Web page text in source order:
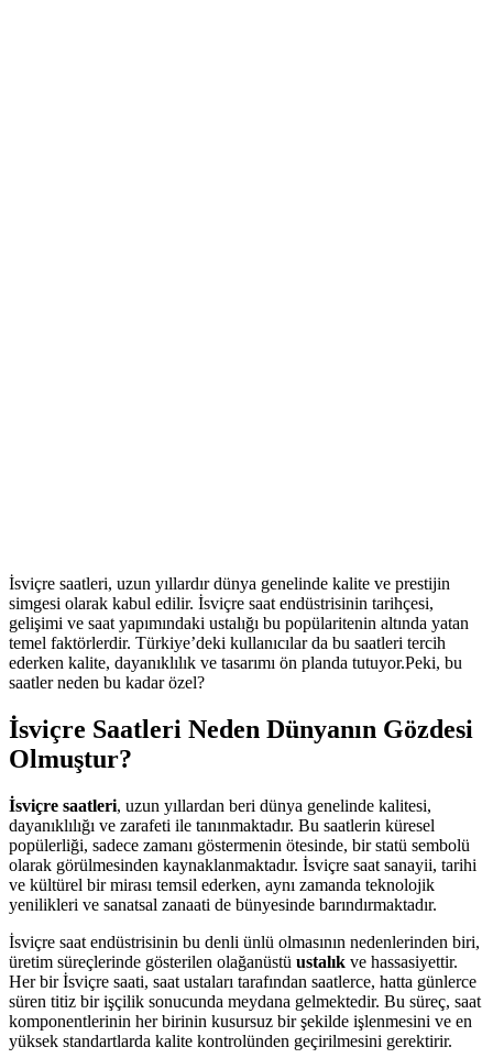
İsviçre saatleri, uzun yıllardır dünya genelinde kalite ve prestijin
simgesi olarak kabul edilir. İsviçre saat endüstrisinin tarihçesi,
gelişimi ve saat yapımındaki ustalığı bu popülaritenin altında yatan
temel faktörlerdir. Türkiye’deki kullanıcılar da bu saatleri tercih
ederken kalite, dayanıklılık ve tasarımı ön planda tutuyor.Peki, bu
saatler neden bu kadar özel?
İsviçre Saatleri Neden Dünyanın Gözdesi
Olmuştur?
İsviçre saatleri, uzun yıllardan beri dünya genelinde kalitesi,
dayanıklılığı ve zarafeti ile tanınmaktadır. Bu saatlerin küresel
popülerliği, sadece zamanı göstermenin ötesinde, bir statü sembolü
olarak görülmesinden kaynaklanmaktadır. İsviçre saat sanayii, tarihi
ve kültürel bir mirası temsil ederken, aynı zamanda teknolojik
yenilikleri ve sanatsal zanaati de bünyesinde barındırmaktadır.
İsviçre saat endüstrisinin bu denli ünlü olmasının nedenlerinden biri,
üretim süreçlerinde gösterilen olağanüstü ustalık ve hassasiyettir.
Her bir İsviçre saati, saat ustaları tarafından saatlerce, hatta günlerce
süren titiz bir işçilik sonucunda meydana gelmektedir. Bu süreç, saat
komponentlerinin her birinin kusursuz bir şekilde işlenmesini ve en
yüksek standartlarda kalite kontrolünden geçirilmesini gerektirir.